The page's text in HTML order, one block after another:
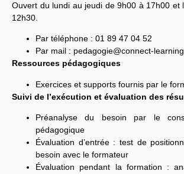
Ouvert du lundi au jeudi de 9h00 à 17h00 et
12h30.
Par téléphone : 01 89 47 04 52
Par mail : pedagogie@connect-
Ressources pédagogiques
Exercices et supports fournis par le
Suivi de l’exécution et évaluation des
Préanalyse du besoin par le
pédagogique
Évaluation d’entrée : test de
besoin avec le formateur
Évaluation pendant la formation :